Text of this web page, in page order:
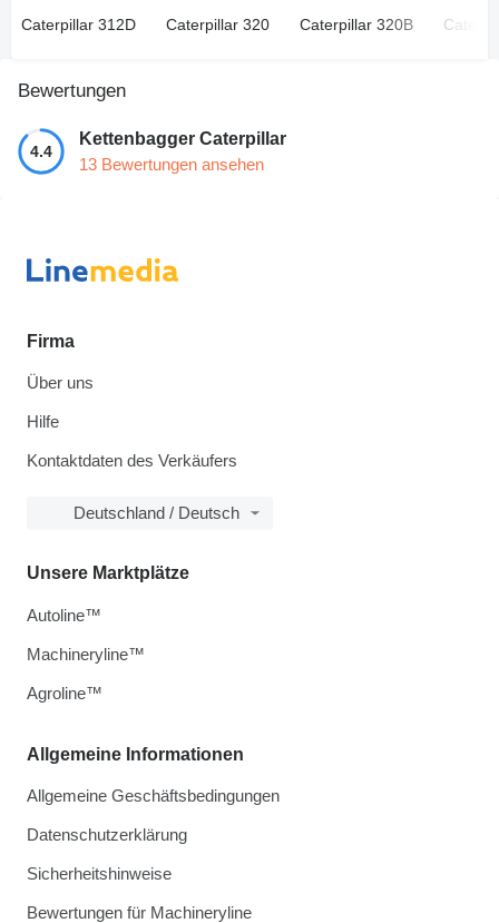
Caterpillar 312D Caterpillar 320 Caterpillar 320B
Bewertungen
4.4
Kettenbagger Caterpillar
13 Bewertungen ansehen
Firma
Über uns
Hilfe
Kontaktdaten des Verkäufers
Deutschland / Deutsch
Allgemeine Informationen
Allgemeine Geschäftsbedingungen
Datenschutzerklärung
Sicherheitshinweise
Bewertungen für Machineryline
Unsere Marktplätze
Autoline™
Machineryline™
Agroline™